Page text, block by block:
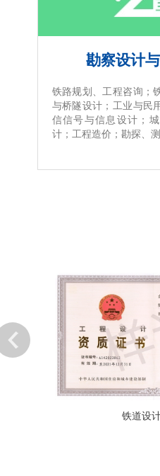
勘察设计
铁路规划、工程咨询；
与桥隧设计；工业与民
信信号与信息设计；
计；工程造价；勘探、测
铁道设